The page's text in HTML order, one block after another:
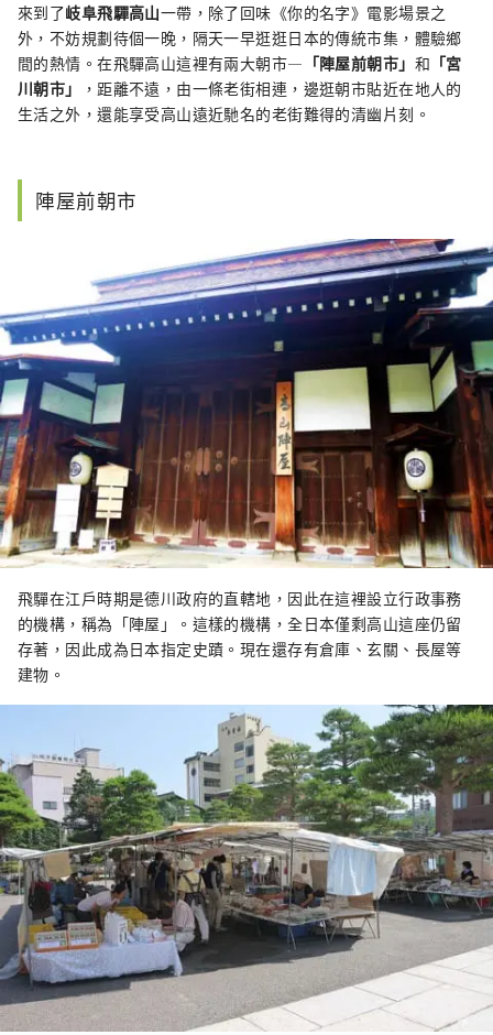
來到了岐阜飛驒高山一帶，除了回味《你的名字》 電影場景之
外，不妨規劃待個一晚，隔天一早逛逛日本的傳統市集，體驗鄉
間的熱情。在飛驒高山這裡有兩大朝市— 「陣屋前朝市」 和 「宮
川朝市」
，距離不遠，由一條老街相連，邊逛朝市貼近在地人的
生活之外，還能享受高山遠近馳名的老街難得的清幽片刻 。
陣屋前朝市
飛驒在江戶時期是德川政府的直轄地，因此在這裡設立行政事務
的機構，稱為「陣屋」。這樣的機構，全日本僅剩高山這座仍留
存著，因此成為日本指定史蹟。現在還存有倉庫、玄關、長屋等
建物。